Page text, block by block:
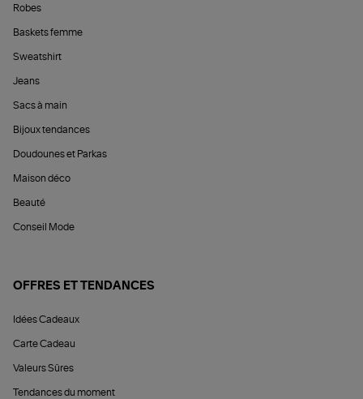
Robes
Baskets femme
Sweatshirt
Jeans
Sacs à main
Bijoux tendances
Doudounes et Parkas
Maison déco
Beauté
Conseil Mode
OFFRES ET TENDANCES
Idées Cadeaux
Carte Cadeau
Valeurs Sûres
Tendances du moment